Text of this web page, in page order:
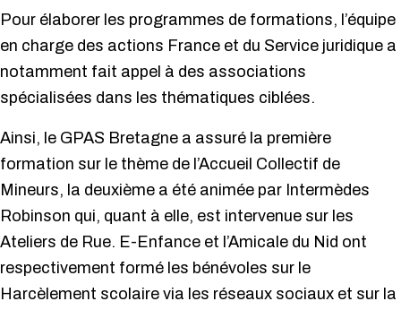
Pour élaborer les programmes de formations, l’équipe
en charge des actions France et du Service juridique a
notamment fait appel à des associations
spécialisées dans les thématiques ciblées.
Ainsi, le GPAS Bretagne a assuré la première
formation sur le thème de l’Accueil Collectif de
Mineurs, la deuxième a été animée par Intermèdes
Robinson qui, quant à elle, est intervenue sur les
Ateliers de Rue. E-Enfance et l’Amicale du Nid ont
respectivement formé les bénévoles sur le
Harcèlement scolaire via les réseaux sociaux et sur la